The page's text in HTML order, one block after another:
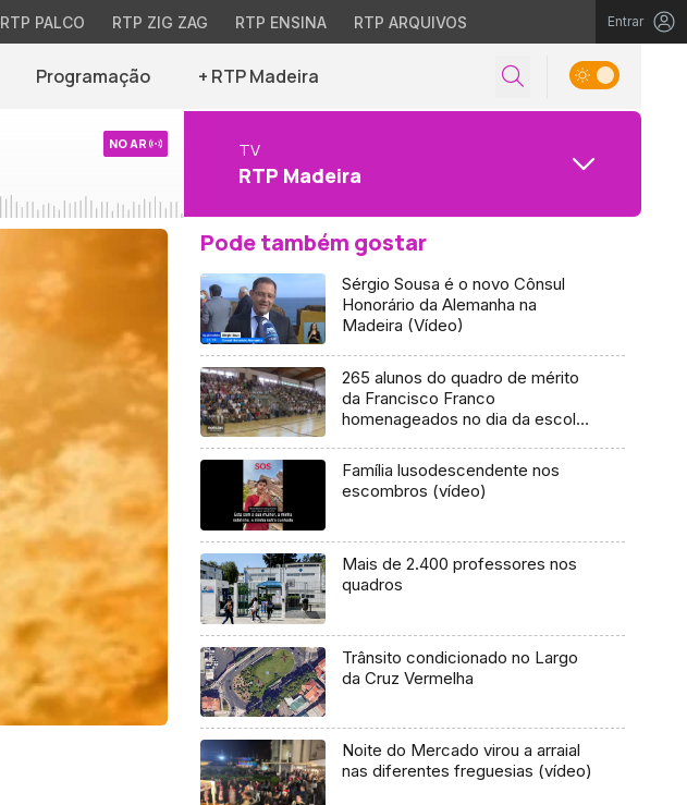
RTP PALCO RTP ZIG ZAG RTP ENSINA RTP ARQUIVOS Entrar
Programação + RTP Madeira
NO AR TV
RTP Madeira
Pode também gostar
Sérgio Sousa é o novo Cônsul
Honorário da Alemanha na
Madeira (Vídeo)
265 alunos do quadro de mérito
da Francisco Franco
homenageados no dia da escola
Família lusodescendente nos
escombros (vídeo)
Mais de 2.400 professores nos
quadros
Trânsito condicionado no Largo
da Cruz Vermelha
Noite do Mercado virou a arraial
nas diferentes freguesias (vídeo)